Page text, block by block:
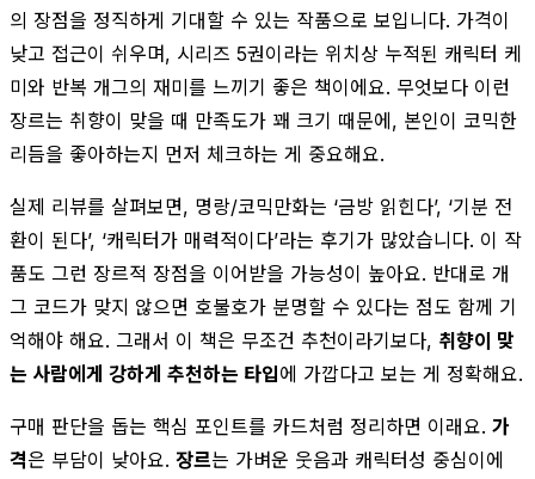
의 장점을 정직하게 기대할 수 있는 작품으로 보입니다. 가격이
낮고 접근이 쉬우며, 시리즈 5권이라는 위치상 누적된 캐릭터 케
미와 반복 개그의 재미를 느끼기 좋은 책이에요. 무엇보다 이런
장르는 취향이 맞을 때 만족도가 꽤 크기 때문에, 본인이 코믹한
리듬을 좋아하는지 먼저 체크하는 게 중요해요.
실제 리뷰를 살펴보면, 명랑/코믹만화는 ‘금방 읽힌다’, ‘기분 전
환이 된다’, ‘캐릭터가 매력적이다’라는 후기가 많았습니다. 이 작
품도 그런 장르적 장점을 이어받을 가능성이 높아요. 반대로 개
그 코드가 맞지 않으면 호불호가 분명할 수 있다는 점도 함께 기
억해야 해요. 그래서 이 책은 무조건 추천이라기보다, 취향이 맞
는 사람에게 강하게 추천하는 타입에 가깝다고 보는 게 정확해요.
구매 판단을 돕는 핵심 포인트를 카드처럼 정리하면 이래요. 가
격은 부담이 낮아요. 장르는 가벼운 웃음과 캐릭터성 중심이에